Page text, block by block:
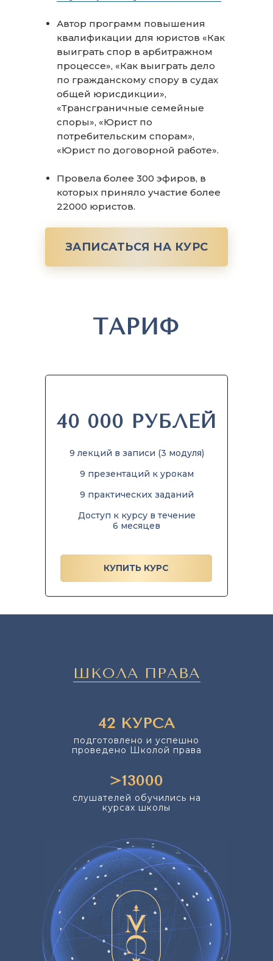
ЗАПИСАТЬСЯ НА КУРС
Автор программ повышения
квалификации для юристов «Как
выиграть спор в арбитражном
процессе», «Как выиграть дело
по гражданскому спору в судах
общей юрисдикции»,
«Трансграничные семейные
споры», «Юрист по
потребительским спорам»,
«Юрист по договорной работе».
Провела более 300 эфиров, в
которых приняло участие более
22000 юристов.
ТАРИФ
9 лекций в записи (3 модуля)
9 презентаций к урокам
9 практических заданий
Доступ к курсу в течение
6 месяцев
40 000 РУБЛЕЙ
КУПИТЬ КУРС
ШКОЛА ПРАВА
42 КУРСА
подготовлено и успешно
проведено Школой права
>13000
слушателей обучились на
курсах школы